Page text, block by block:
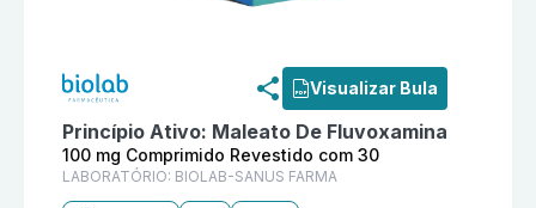
Visualizar Bula
Princípio Ativo: Maleato De Fluvoxamina
100 mg Comprimido Revestido com 30
LABORATÓRIO: BIOLAB-SANUS FARMA